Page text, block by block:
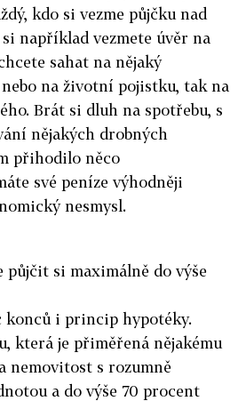
kdo si vezme půjčku nad
například vezmete úvěr na
sahat na nějaký
na životní pojistku, tak na
Brát si dluh na spotřebu, s
nějakých drobných
přihodilo něco
své peníze výhodněji
nesmysl.
půjčit si maximálně do výše
konců i princip hypotéky.
která je přiměřená nějakému
nemovitost s rozumně
a do výše 70 procent